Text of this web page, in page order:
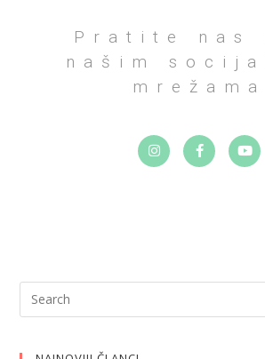
Pratite nas
našim
mrežama